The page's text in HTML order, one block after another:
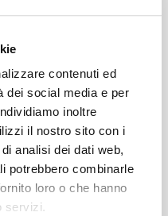
contenuti ed
dei social media e per
inoltre
il nostro sito con i
analisi dei dati web,
potrebbero combinarle
loro o che hanno
servizi.
viaggio a Roma.
auto sarà al sicuro con
quello che Roma ha da